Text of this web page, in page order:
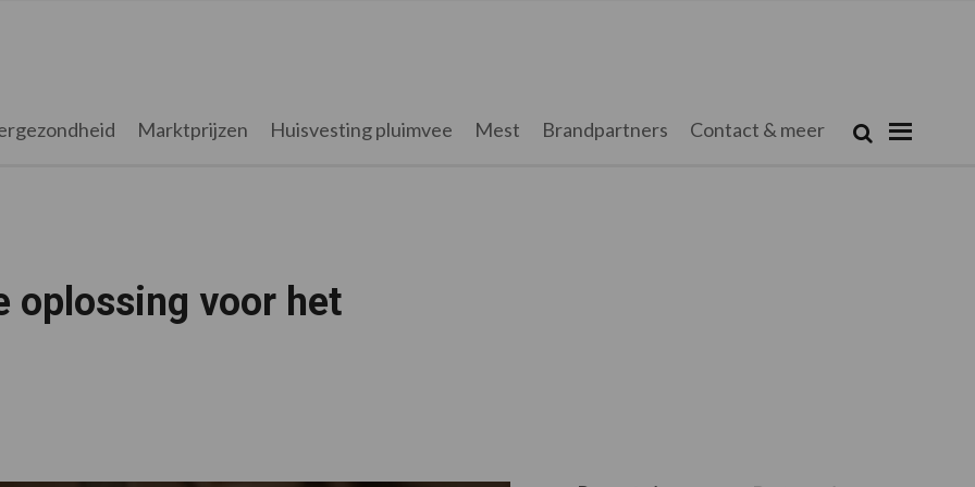
Marktprijzen Huisvesting pluimvee Mest Brandpartners Contact & meer Zoek
oplossing voor het